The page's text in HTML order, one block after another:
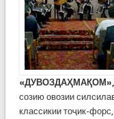
«ДУВОЗДАҲМАҚОМ»,
созию овозии
классикии тоҷик-